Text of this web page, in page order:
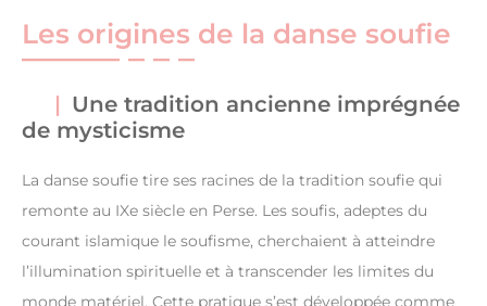
Les origines de la danse soufie
Une tradition ancienne imprégnée
de mysticisme
La danse soufie tire ses racines de la tradition soufie qui
remonte au IXe siècle en Perse. Les soufis, adeptes du
courant islamique le soufisme, cherchaient à atteindre
l’illumination spirituelle et à transcender les limites du
monde matériel. Cette pratique s’est développée comme